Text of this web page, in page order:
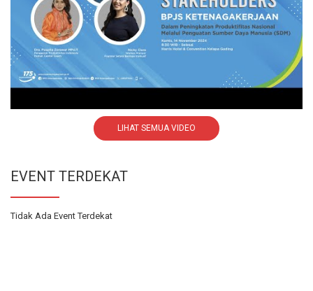
LIHAT SEMUA VIDEO
EVENT TERDEKAT
Tidak Ada Event Terdekat